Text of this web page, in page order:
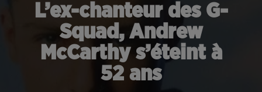
L’ex-chanteur des G-
Squad, Andrew
McCarthy s’éteint à
52 ans